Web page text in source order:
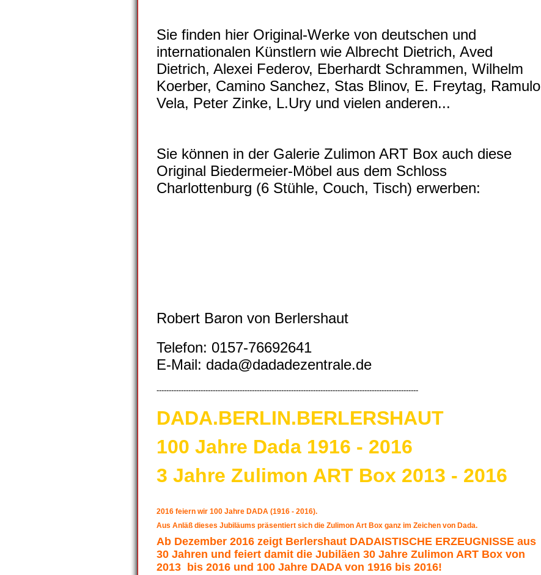
Sie finden hier Original-Werke von deutschen und
internationalen Künstlern wie Albrecht Dietrich, Aved
Dietrich, Alexei Federov, Eberhardt Schrammen, Wilhelm
Koerber, Camino Sanchez, Stas Blinov, E. Freytag, Ramulo
Vela, Peter Zinke, L.Ury und vielen anderen...
Sie können in der Galerie Zulimon ART Box auch diese
Original Biedermeier-Möbel aus dem Schloss
Charlottenburg (6 Stühle, Couch, Tisch) erwerben:
Robert Baron von Berlershaut
Telefon: 0157-76692641
E-Mail: dada@dadadezentrale.de
-----------------------------------------------------------------------------------------------------------
DADA.BERLIN.BERLERSHAUT
100 Jahre Dada 1916 - 2016
3 Jahre Zulimon ART Box 2013 - 2016
2016 feiern wir 100 Jahre DADA (1916 - 2016).
Aus Anläß dieses Jubiläums präsentiert sich die Zulimon Art Box ganz im Zeichen von Dada.
Ab Dezember 2016 zeigt Berlershaut DADAISTISCHE ERZEUGNISSE aus
30 Jahren und feiert damit die Jubiläen 30 Jahre Zulimon ART Box von
2013 bis 2016 und 100 Jahre DADA von 1916 bis 2016!